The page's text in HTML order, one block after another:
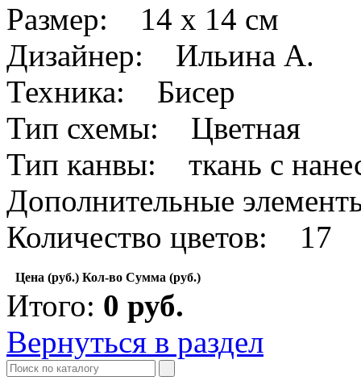
Размер: 14 x 14 см
Дизайнер: Ильина А.
Техника: Бисер
Тип схемы: Цветная
Тип канвы: ткань с
Дополнительные
Количество цветов: 17
Цена (руб.) Кол-во Сумма (руб.)
Итого: 0 руб.
Вернуться в раздел